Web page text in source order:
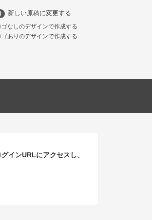
新しい原稿に変更する
ゴなしのデザインで作成する
ゴありのデザインで作成する
インURLにアクセスし、